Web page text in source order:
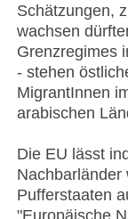
Schätzungen,
wachsen
Grenzregimes
- stehen
MigrantInnen
arabischen
Die EU lässt
Nachbarländer
Pufferstaaten
"Europäische